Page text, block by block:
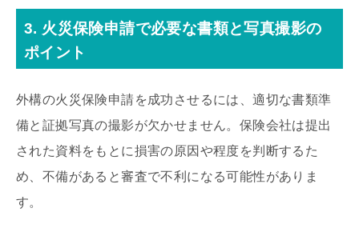
3. 火災保険申請で必要な書類と写真撮影の
ポイント
外構の火災保険申請を成功させるには、適切な書類準
備と証拠写真の撮影が欠かせません。保険会社は提出
された資料をもとに損害の原因や程度を判断するた
め、不備があると審査で不利になる可能性がありま
す。